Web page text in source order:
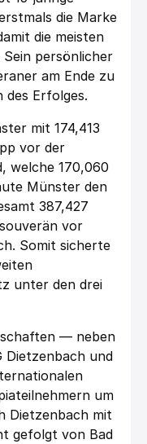
die Marke
die meisten
persönlicher
am Ende zu
des Erfolges.
mit 174,413
vor der
welche 170,060
Münster den
387,427
vor
Somit sicherte
unter den drei
— neben
Dietzenbach und
um
Dietzenbach mit
gefolgt von Bad